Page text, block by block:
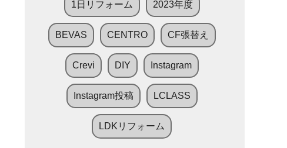
1日リフォーム 2023年度
BEVAS CENTRO CF張替え
Crevi DIY Instagram
Instagram投稿 LCLASS
LDKリフォーム